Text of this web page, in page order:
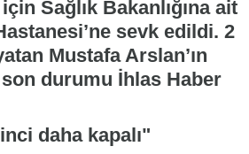
Sağlık Bakanlığına ait
sevk edildi. 2
Mustafa Arslan’ın
durumu İhlas Haber
daha kapalı"